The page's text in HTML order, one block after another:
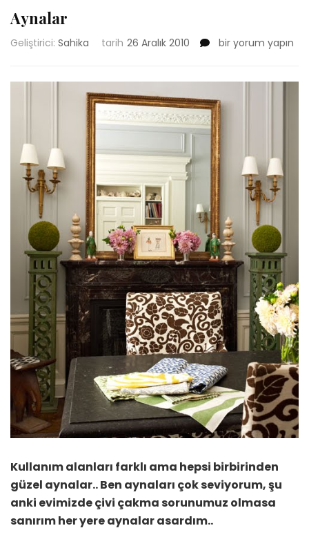
Aynalar
Geliştirici: Sahika tarih 26 Aralık 2010
Aynalar
bir yorum yapın
Kullanım alanları farklı ama hepsi birbirinden
güzel aynalar.. Ben aynaları çok seviyorum, şu
anki evimizde çivi çakma sorunumuz olmasa
sanırım her yere aynalar asardım..